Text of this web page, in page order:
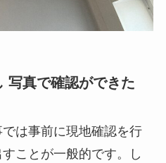
写真で確認ができた
は事前に現地確認を行
ことが一般的です。し